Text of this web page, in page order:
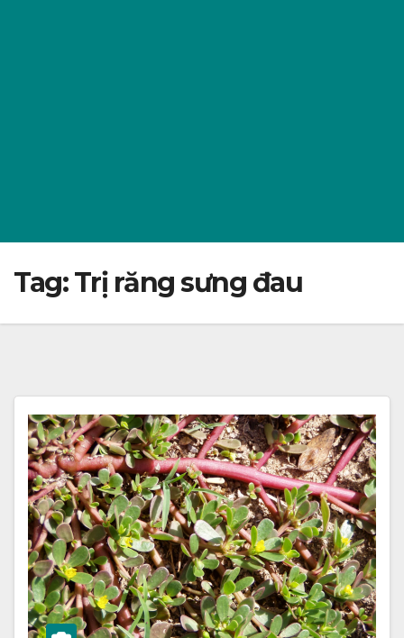
Tag:Trị răng sưng đau